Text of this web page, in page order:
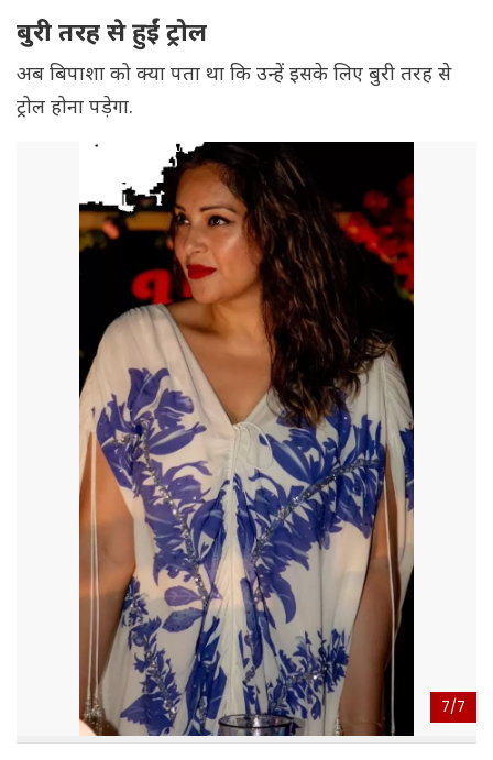
बुरी तरह से हुईं ट्रोल
अब बिपाशा को क्या पता था कि उन्हें इसके लिए बुरी तरह से
ट्रोल होना पड़ेगा.
7/7